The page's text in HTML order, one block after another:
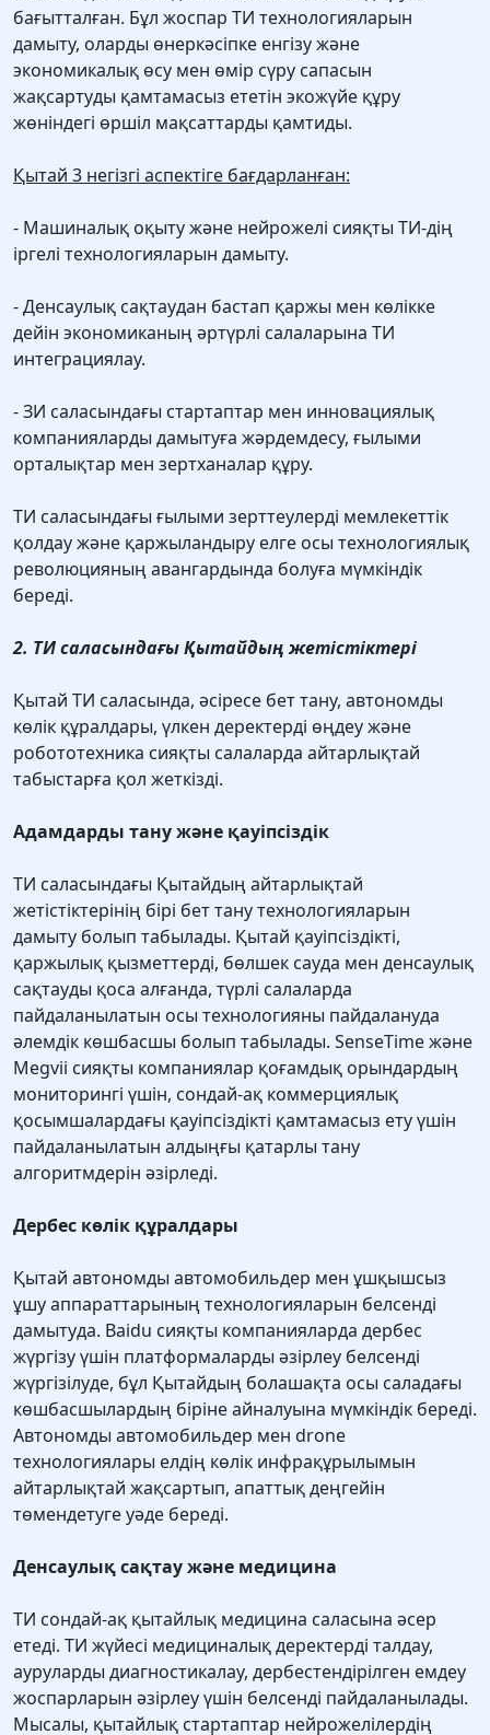
бағытталған. Бұл жоспар ТИ технологияларын
дамыту, оларды өнеркәсіпке енгізу және
экономикалық өсу мен өмір сүру сапасын
жақсартуды қамтамасыз ететін экожүйе құру
жөніндегі өршіл мақсаттарды қамтиды.
Қытай 3 негізгі аспектіге бағдарланған:
- Машиналық оқыту және нейрожелі сияқты ТИ-дің
іргелі технологияларын дамыту.
- Денсаулық сақтаудан бастап қаржы мен көлiкке
дейiн экономиканың әртүрлi салаларына ТИ
интеграциялау.
- ЗИ саласындағы стартаптар мен инновациялық
компанияларды дамытуға жәрдемдесу, ғылыми
орталықтар мен зертханалар құру.
ТИ саласындағы ғылыми зерттеулерді мемлекеттік
қолдау және қаржыландыру елге осы технологиялық
революцияның авангардында болуға мүмкіндік
береді.
2. ТИ саласындағы Қытайдың жетістіктері
Қытай ТИ саласында, әсіресе бет тану, автономды
көлік құралдары, үлкен деректерді өңдеу және
робототехника сияқты салаларда айтарлықтай
табыстарға қол жеткізді.
Адамдарды тану және қауіпсіздік
ТИ саласындағы Қытайдың айтарлықтай
жетістіктерінің бірі бет тану технологияларын
дамыту болып табылады. Қытай қауіпсіздікті,
қаржылық қызметтерді, бөлшек сауда мен денсаулық
сақтауды қоса алғанда, түрлі салаларда
пайдаланылатын осы технологияны пайдалануда
әлемдік көшбасшы болып табылады. SenseTime және
Megvii сияқты компаниялар қоғамдық орындардың
мониторингі үшін, сондай-ақ коммерциялық
қосымшалардағы қауіпсіздікті қамтамасыз ету үшін
пайдаланылатын алдыңғы қатарлы тану
алгоритмдерін әзірледі.
Дербес көлік құралдары
Қытай автономды автомобильдер мен ұшқышсыз
ұшу аппараттарының технологияларын белсенді
дамытуда. Baidu сияқты компанияларда дербес
жүргізу үшін платформаларды әзірлеу белсенді
жүргізілуде, бұл Қытайдың болашақта осы саладағы
көшбасшылардың біріне айналуына мүмкіндік береді.
Автономды автомобильдер мен drone
технологиялары елдің көлік инфрақұрылымын
айтарлықтай жақсартып, апаттық деңгейін
төмендетуге уәде береді.
Денсаулық сақтау және медицина
ТИ сондай-ақ қытайлық медицина саласына әсер
етеді. ТИ жүйесі медициналық деректерді талдау,
ауруларды диагностикалау, дербестендірілген емдеу
жоспарларын әзірлеу үшін белсенді пайдаланылады.
Мысалы, қытайлық стартаптар нейрожелілердің